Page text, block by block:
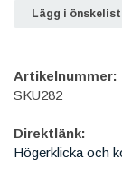
Lägg i
Artikelnummer:
SKU282
Direktlänk:
Högerklicka och